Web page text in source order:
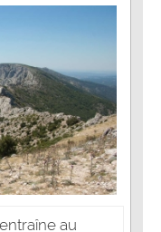
au